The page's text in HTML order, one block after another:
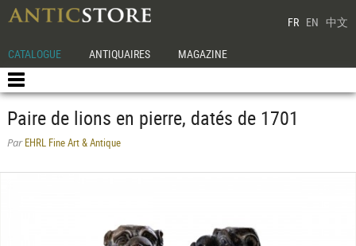
FR EN 中文
CATALOGUE ANTIQUAIRES MAGAZINE
Paire de lions en pierre, datés de 1701
ParEHRL Fine Art & Antique